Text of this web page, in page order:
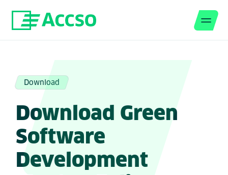
Download
Download Green
Software
Development